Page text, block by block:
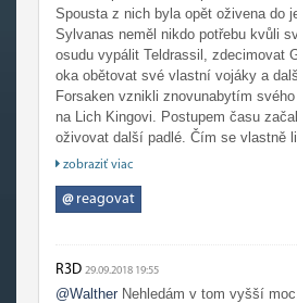
Spousta z nich byla opět oživena do
Sylvanas neměl nikdo potřebu kvůli
osudu vypálit Teldrassil, zdecimovat
oka obětovat své vlastní vojáky a
Forsaken vznikli znovunabytím
na Lich Kingovi. Postupem času
oživovat další padlé. Čím se vlastně
Oživí Dereka a přikáže mu postavit
Nehledejte za skutky Sylvanas
zobraziť viac
@reagovat
R3D 29.09.2018 19:55
@Walther Nehledám v tom vyšší